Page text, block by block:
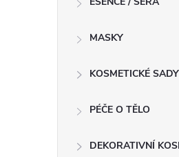
MASKY
KOSMETICKÉ SADY
PÉČE O TĚLO
DEKORATIVNÍ